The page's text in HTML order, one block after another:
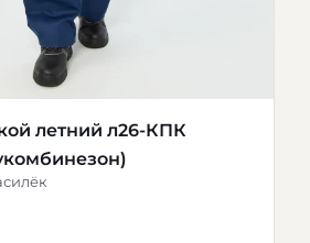
летний л26-КПК